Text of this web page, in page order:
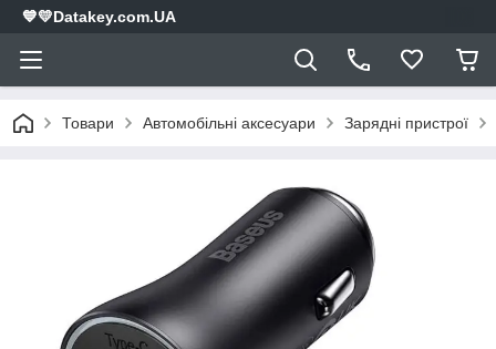
💙💛Datakey.com.UA
Товари Автомобільні аксесуари Зарядні пристрої